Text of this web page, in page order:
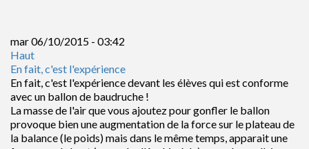
mar 06/10/2015 - 03:42
Haut
En fait, c'est l'expérience
En fait, c'est l'expérience devant les élèves qui est conforme
avec un ballon de baudruche !
La masse de l'air que vous ajoutez pour gonfler le ballon
provoque bien une augmentation de la force sur le plateau de
la balance (le poids) mais dans le même temps, apparait une